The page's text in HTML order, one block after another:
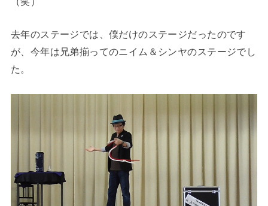
去年のステージでは、僕だけのステージだったのです
が、今年は兄弟揃ってのニイム＆シンヤのステージでし
た。